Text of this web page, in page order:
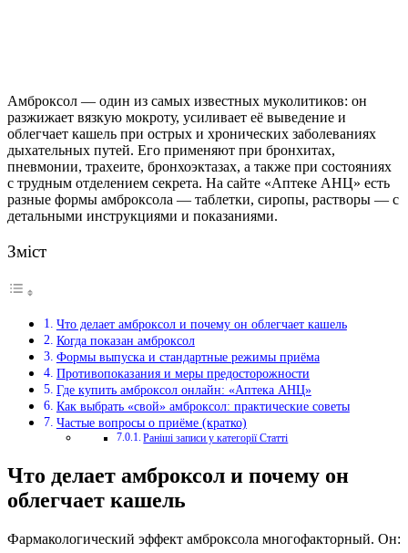
Амброксол — один из самых известных муколитиков: он
разжижает вязкую мокроту, усиливает её выведение и
облегчает кашель при острых и хронических заболеваниях
дыхательных путей. Его применяют при бронхитах,
пневмонии, трахеите, бронхоэктазах, а также при состояниях
с трудным отделением секрета. На сайте «Аптеке АНЦ» есть
разные формы амброксола — таблетки, сиропы, растворы — с
детальными инструкциями и показаниями.
Зміст
Что делает амброксол и почему он облегчает кашель
Когда показан амброксол
Формы выпуска и стандартные режимы приёма
Противопоказания и меры предосторожности
Где купить амброксол онлайн: «Аптека АНЦ»
Как выбрать «свой» амброксол: практические советы
Частые вопросы о приёме (кратко)
Раніші записи у категорії Статті
Что делает амброксол и почему он
облегчает кашель
Фармакологический эффект амброксола многофакторный. Он: